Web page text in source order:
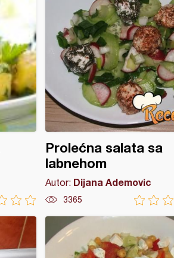
Prolećna salata sa
labnehom
Autor: Dijana Ademovic
3365